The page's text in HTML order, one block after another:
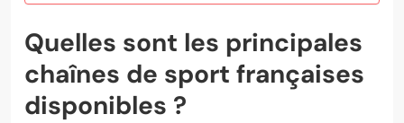
Quelles sont les principales
chaînes de sport françaises
disponibles ?